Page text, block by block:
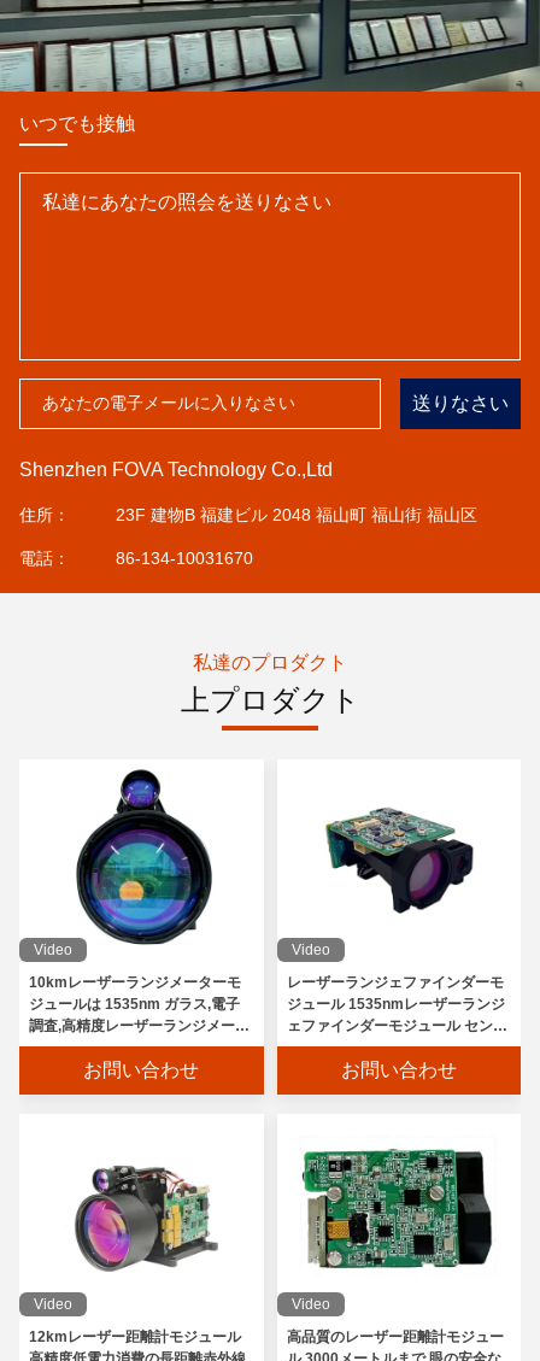
いつでも接触
送りなさい
Shenzhen FOVA Technology Co.,Ltd
住所： 23F 建物B 福建ビル 2048 福山町 福山街 福山区
電話： 86-134-10031670
私達のプロダクト
上プロダクト
Video
10kmレーザーランジメーターモ
ジュールは 1535nm ガラス,電子
調査,高精度レーザーランジメータ
ーモジュールをベースに開発
お問い合わせ
Video
レーザーランジェファインダーモ
ジュール 1535nmレーザーランジ
ェファインダーモジュール センサ
ー 電子調査
お問い合わせ
Video
12kmレーザー距離計モジュール
Video
高品質のレーザー距離計モジュー